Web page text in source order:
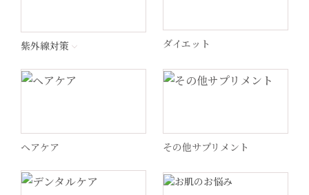
紫外線対策 ダイエット
ヘアケア その他サプリメント